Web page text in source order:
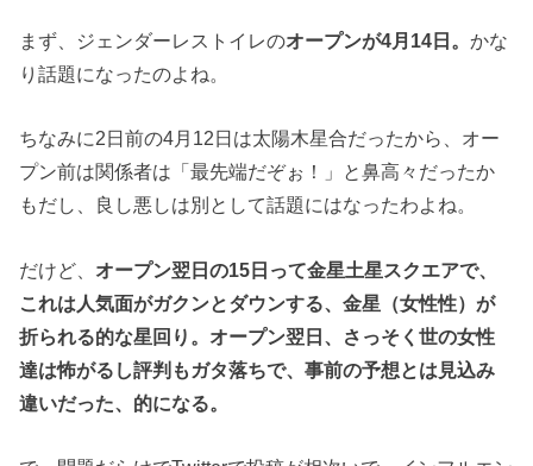
まず、ジェンダーレストイレのオープンが4月14日。かな
り話題になったのよね。
ちなみに2日前の4月12日は太陽木星合だったから、オー
プン前は関係者は「最先端だぞぉ！」と鼻高々だったか
もだし、良し悪しは別として話題にはなったわよね。
だけど、 オープン翌日の15日って金星土星スクエアで、
これは人気面がガクンとダウンする、金星（女性性）が
折られる的な星回り。オープン翌日、さっそく世の女性
達は怖がるし評判もガタ落ちで、事前の予想とは見込み
違いだった、的になる。